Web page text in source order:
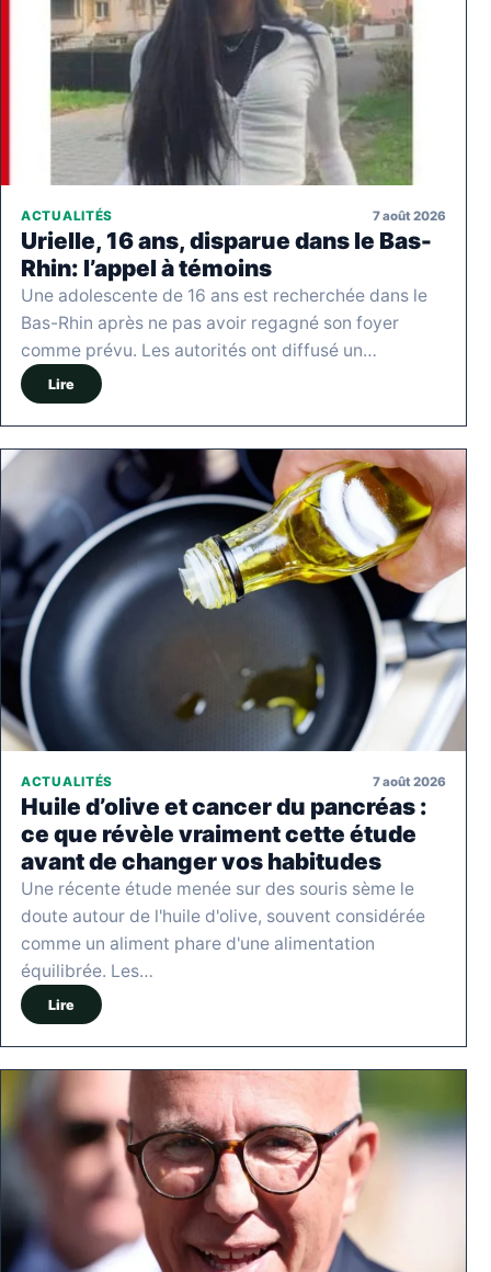
ACTUALITÉS 7 août 2026
Urielle, 16 ans, disparue dans le Bas-
Rhin: l’appel à témoins
Une adolescente de 16 ans est recherchée dans le
Bas-Rhin après ne pas avoir regagné son foyer
comme prévu. Les autorités ont diffusé un…
Lire
ACTUALITÉS 7 août 2026
Huile d’olive et cancer du pancréas :
ce que révèle vraiment cette étude
avant de changer vos habitudes
Une récente étude menée sur des souris sème le
doute autour de l'huile d'olive, souvent considérée
comme un aliment phare d'une alimentation
équilibrée. Les…
Lire